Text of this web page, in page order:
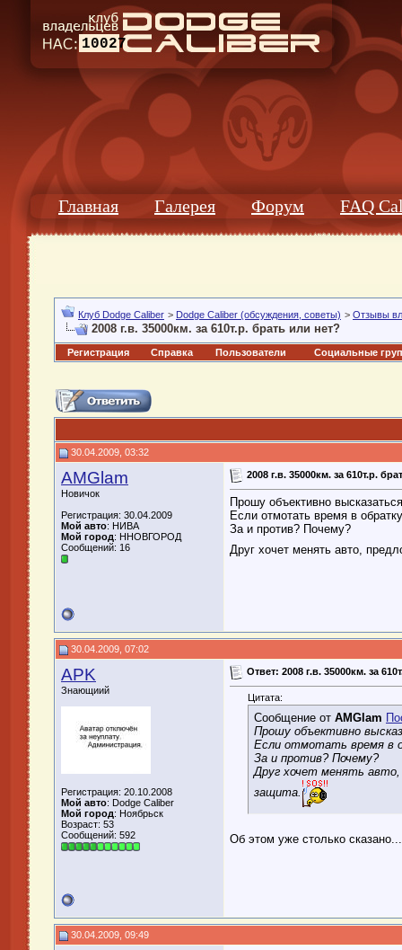
10027
Главная Галерея Форум FAQ
Клуб Dodge Caliber > Dodge Caliber (обсуждения, советы) > Отзывы
2008 г.в. 35000км. за 610т.р. брать или нет?
Регистрация Справка Пользователи Социальные
30.04.2009, 03:32
AMGlam
Новичок
Регистрация: 30.04.2009
Мой авто: НИВА
Мой город: ННОВГОРОД
Сообщений: 16
2008 г.в. 35000км. за 610т.р.
Прошу объективно
Если отмотать время в
За и против? Почему?
Друг хочет менять авто,
30.04.2009, 07:02
APK
Знающиий
Регистрация: 20.10.2008
Мой авто: Dodge Caliber
Мой город: Ноябрьск
Возраст: 53
Сообщений: 592
Ответ: 2008 г.в. 35000км. за
Цитата:
Сообщение от AMGlam
Прошу объективно
Если отмотать время в
За и против? Почему?
Друг хочет менять авто,
защита.
Об этом уже столько
30.04.2009, 09:49